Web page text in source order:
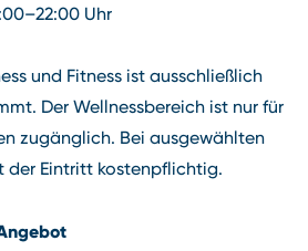
Uhr
und Fitness ist ausschließlich
Der Wellnessbereich ist nur für
zugänglich. Bei ausgewählten
der Eintritt kostenpflichtig.